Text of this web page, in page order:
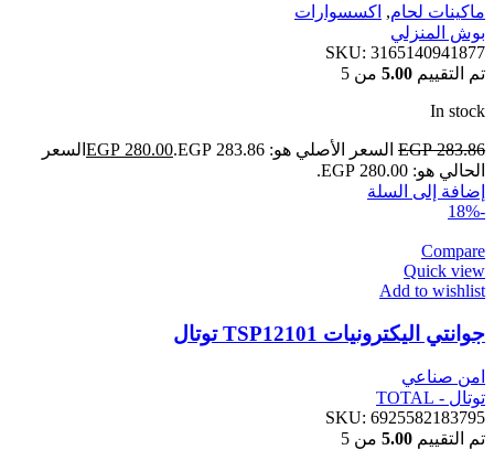
ماكينات لحام, اكسسوارات
بوش المنزلي
SKU: 3165140941877
تم التقييم 5.00 من 5
In stock
EGP283.86 السعر الأصلي هو: EGP 283.86. EGP 280.00
السعر
الحالي هو: EGP 280.00.
إضافة إلى السلة
-18%
Compare
Quick view
Add to wishlist
جوانتي اليكترونيات TSP12101 توتال
امن صناعي
توتال - TOTAL
SKU: 6925582183795
تم التقييم 5.00 من 5